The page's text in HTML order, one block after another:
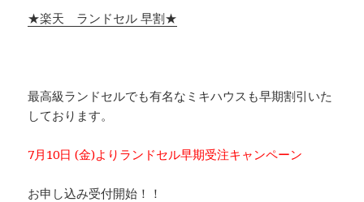
★楽天 ランドセル 早割★
最高級ランドセルでも有名なミキハウスも早期割引いた
しております。
7月10日 (金)よりランドセル早期受注キャンペーン
お申し込み受付開始！！